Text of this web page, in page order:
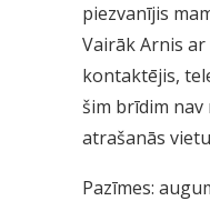
piezvanījis
Vairāk Arnis
kontaktējis,
šim brīdim nav
atrašanās
Pazīmes: